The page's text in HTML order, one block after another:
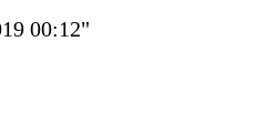
00:12"